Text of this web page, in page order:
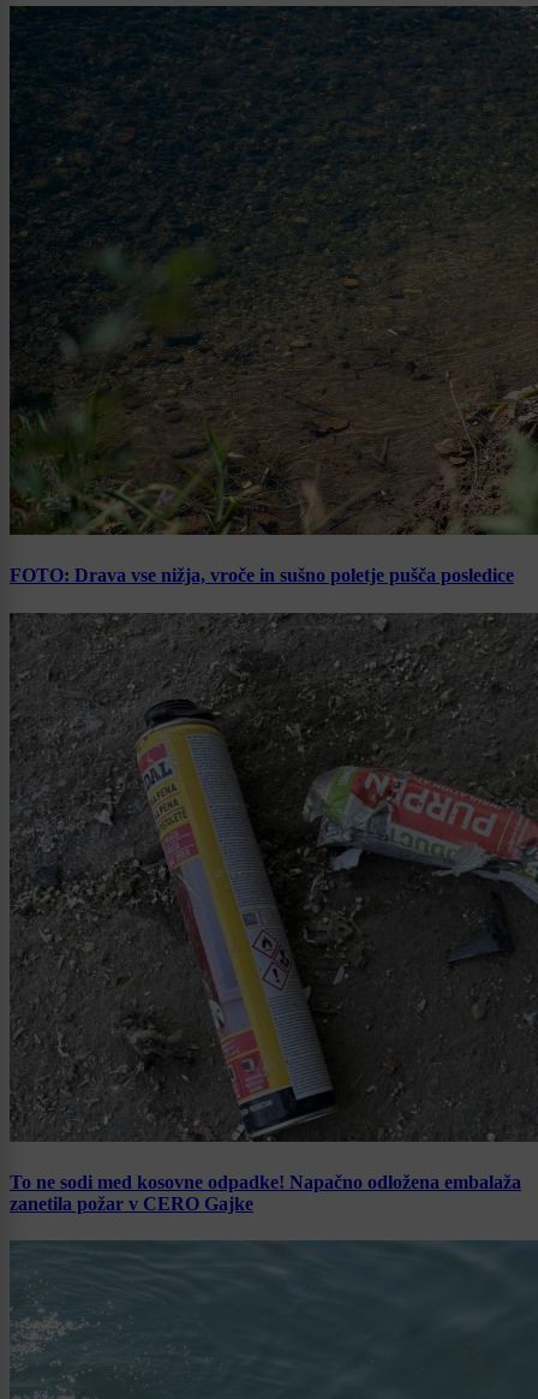
FOTO: Drava vse nižja, vroče in sušno poletje pušča posledice
To ne sodi med kosovne odpadke! Napačno odložena embalaža
zanetila požar v CERO Gajke